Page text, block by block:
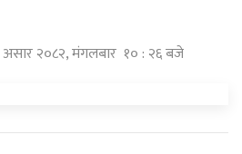
असार २०८२, मंगलबार १० : २६ बजे